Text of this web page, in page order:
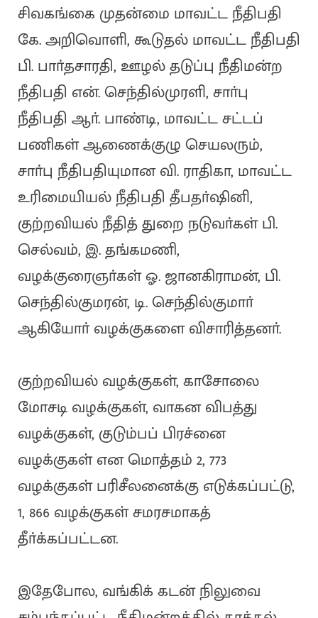
சிவகங்கை முதன்மை மாவட்ட நீதிபதி
கே. அறிவொளி, கூடுதல் மாவட்ட நீதிபதி
பி. பாா்தசாரதி, ஊழல் தடுப்பு நீதிமன்ற
நீதிபதி என். செந்தில்முரளி, சாா்பு
நீதிபதி ஆா். பாண்டி, மாவட்ட சட்டப்
பணிகள் ஆணைக்குழு செயலரும்,
சாா்பு நீதிபதியுமான வி. ராதிகா, மாவட்ட
உரிமையியல் நீதிபதி தீபதா்ஷினி,
குற்றவியல் நீதித் துறை நடுவா்கள் பி.
செல்வம், இ. தங்கமணி,
வழக்குரைஞா்கள் ஓ. ஜானகிராமன், பி.
செந்தில்குமரன், டி. செந்தில்குமாா்
ஆகியோா் வழக்குகளை விசாரித்தனா்.
குற்றவியல் வழக்குகள், காசோலை
மோசடி வழக்குகள், வாகன விபத்து
வழக்குகள், குடும்பப் பிரச்னை
வழக்குகள் என மொத்தம் 2, 773
வழக்குகள் பரிசீலனைக்கு எடுக்கப்பட்டு,
1, 866 வழக்குகள் சமரசமாகத்
தீா்க்கப்பட்டன.
இதேபோல, வங்கிக் கடன் நிலுவை